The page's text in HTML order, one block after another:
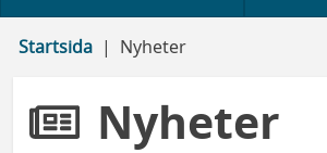
Startsida Nyheter
Nyheter